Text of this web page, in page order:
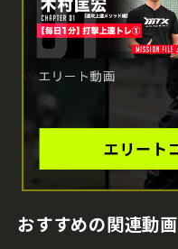
おすすめの関連動画